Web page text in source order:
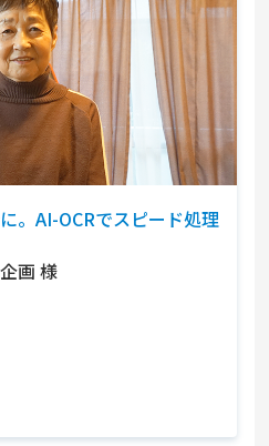
。AI-OCRでスピード処理
画 様